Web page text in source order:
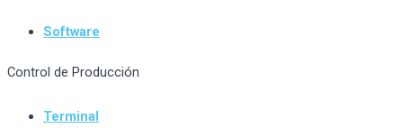
Software
Control de Producción
Terminal